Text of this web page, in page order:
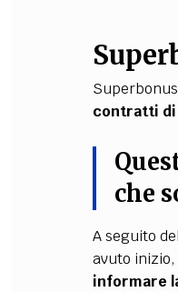
contratti di
che
A seguito
avuto
informare